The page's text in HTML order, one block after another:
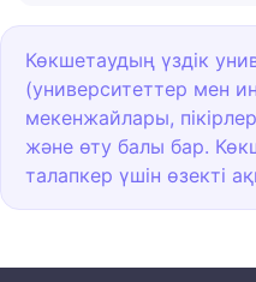
Көкшетаудың үздік
(университеттер мен
мекенжайлары,
және өту балы бар.
талапкер үшін өзекті